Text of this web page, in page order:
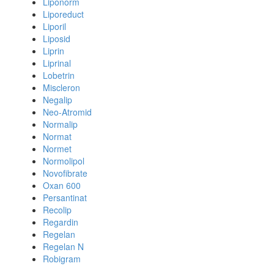
Liporeduct
Liporil
Liposid
Liprin
Liprinal
Lobetrin
Miscleron
Negalip
Neo-Atromid
Normalip
Normat
Normet
Normolipol
Novofibrate
Oxan 600
Persantinat
Recolip
Regardin
Regelan
Regelan N
Robigram